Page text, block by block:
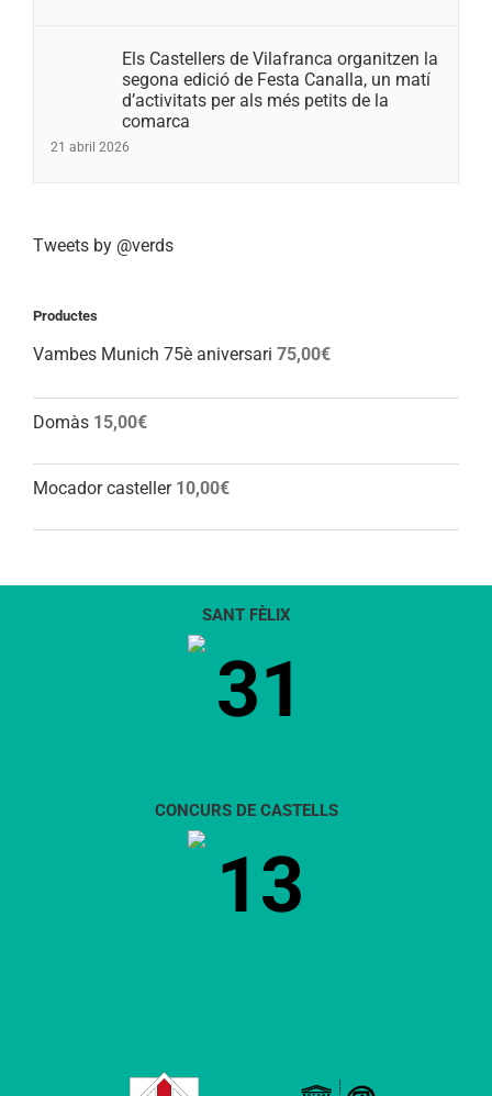
Els Castellers de Vilafranca organitzen la
segona edició de Festa Canalla, un matí
d’activitats per als més petits de la
comarca
21 abril 2026
Tweets by @verds
Productes
Vambes Munich 75è aniversari 75,00€
Domàs 15,00€
Mocador casteller 10,00€
SANT FÈLIX
31
CONCURS DE CASTELLS
13